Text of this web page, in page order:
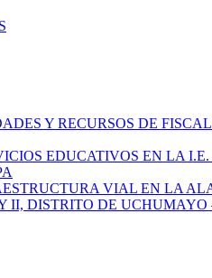
Y RECURSOS DE
EDUCATIVOS EN LA
VIAL EN LA
II, DISTRITO DE